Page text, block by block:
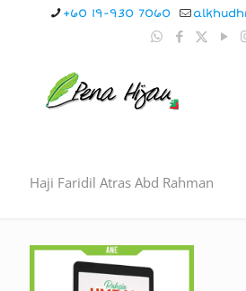
+60 19-930 7060
Haji Faridil Atras Abd Rahman